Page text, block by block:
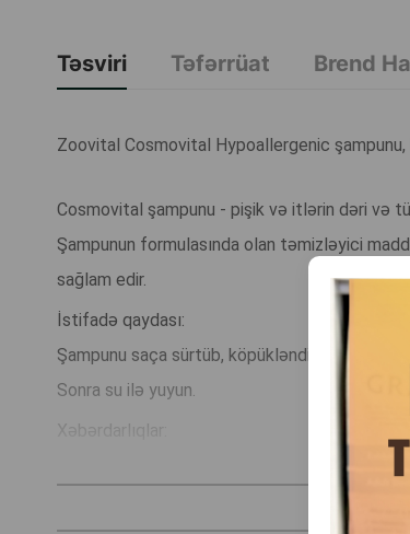
Təsviri Təfərrüat Brend
Zoovital Cosmovital Hypoallergenic
Cosmovital şampunu - pişik və itlərin dəri və
Şampunun formulasında olan təmizləyici
sağlam edir.
İstifadə qaydası:
Şampunu saça sürtüb, köpükləndirərək, sonra
Sonra su ilə yuyun.
Xəbərdarlıqlar:
6 həftadan kiçik balalar və pişiklərə tətbiq